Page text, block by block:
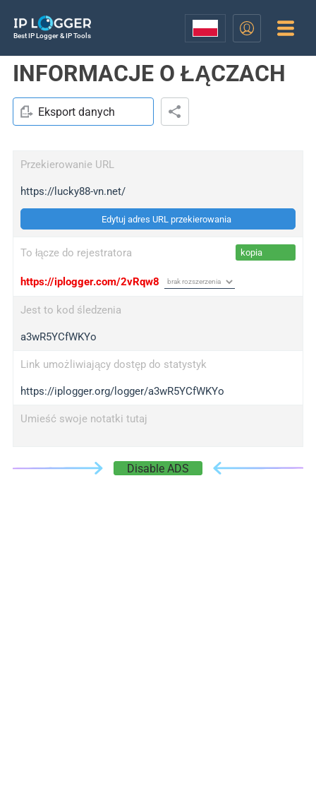
Best IP Logger & IP Tools
INFORMACJE O ŁĄCZACH
Eksport danych
Przekierowanie URL
https://lucky88-vn.net/
Edytuj adres URL przekierowania
To łącze do rejestratora kopia
https://iplogger.com/2vRqw8
Jest to kod śledzenia
a3wR5YCfWKYo
Link umożliwiający dostęp do statystyk
https://iplogger.org/logger/a3wR5YCfWKYo
Umieść swoje notatki tutaj
Disable ADS